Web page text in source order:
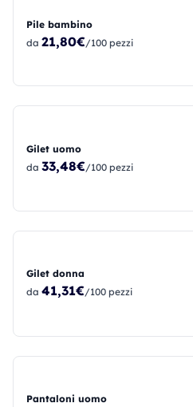
Pile bambino
da 21,80€/100 pezzi
Gilet uomo
da 33,48€/100 pezzi
Gilet donna
da 41,31€/100 pezzi
Pantaloni uomo